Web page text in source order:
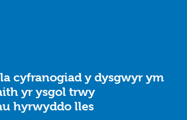
cyfranogiad y dysgwyr ym
yr ysgol trwy
hyrwyddo lles